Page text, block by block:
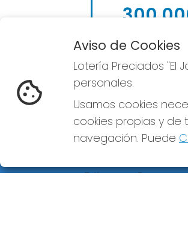
COMPRAR
NACIONAL
LOTERÍA PRECIADOS "EL
¿Quiénes somos?
Aviso de Cookies
Lotería Preciados
personales.
Usamos cookies
cookies propias y de
navegación. Puede